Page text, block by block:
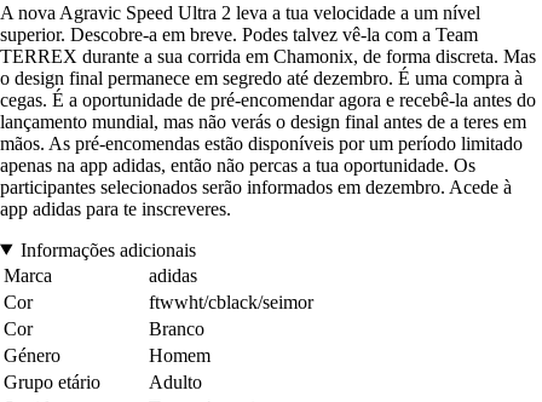
A nova Agravic Speed Ultra 2 leva a tua velocidade a um nível
superior. Descobre-a em breve. Podes talvez vê-la com a Team
TERREX durante a sua corrida em Chamonix, de forma discreta. Mas
o design final permanece em segredo até dezembro. É uma compra à
cegas. É a oportunidade de pré-encomendar agora e recebê-la antes do
lançamento mundial, mas não verás o design final antes de a teres em
mãos. As pré-encomendas estão disponíveis por um período limitado
apenas na app adidas, então não percas a tua oportunidade. Os
participantes selecionados serão informados em dezembro. Acede à
app adidas para te inscreveres.
Informações adicionais
Marca
adidas
Cor
ftwwht/cblack/seimor
Cor
Branco
Género
Homem
Grupo etário
Adulto